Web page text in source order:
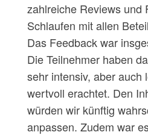
zahlreiche Reviews und
Schlaufen mit allen
Das Feedback war
Die Teilnehmer haben
sehr intensiv, aber auch
wertvoll erachtet. Den
würden wir künftig
anpassen. Zudem war